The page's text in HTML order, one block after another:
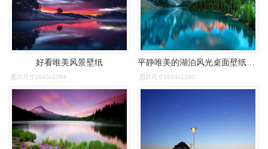
好看唯美风景壁纸
图片尺寸1640x1084 图片尺寸1920x1200